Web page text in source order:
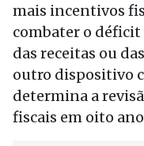
mais incentivos
combater o déficit
das receitas ou
outro dispositivo
determina a
fiscais em oito